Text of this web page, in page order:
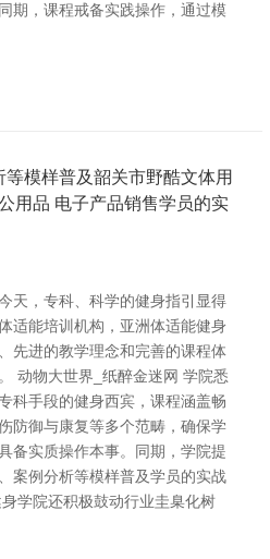
期，课程戒备实践操作，通过模
模样普及韶关市野酷文体用
用品 电子产品销售学员的实
天，专科、科学的健身指引显得
适能培训机构，亚洲体适能健身
先进的教学理念和完善的课程体
动物大世界_纸醉金迷网 学院悉
科手段的健身西宾，课程涵盖畅
防御与康复等多个范畴，确保学
备实质操作本事。同期，学院提
案例分析等模样普及学员的实战
学院还积极鼓动行业圭臬化树